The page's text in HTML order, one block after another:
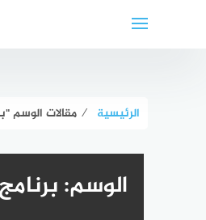
الرئيسية ⁄ مقالات الوسم
الوسم: